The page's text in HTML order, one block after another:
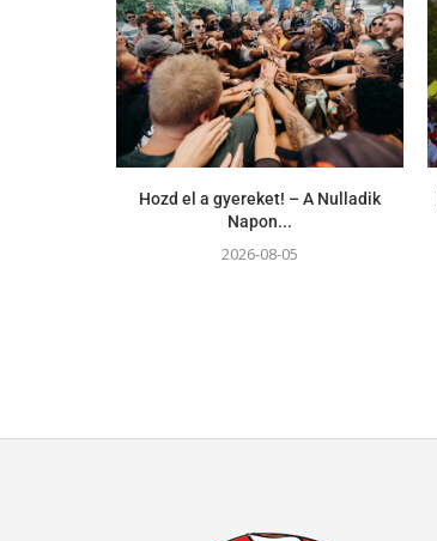
Hozd el a gyereket! – A Nulladik
Napon...
2026-08-05